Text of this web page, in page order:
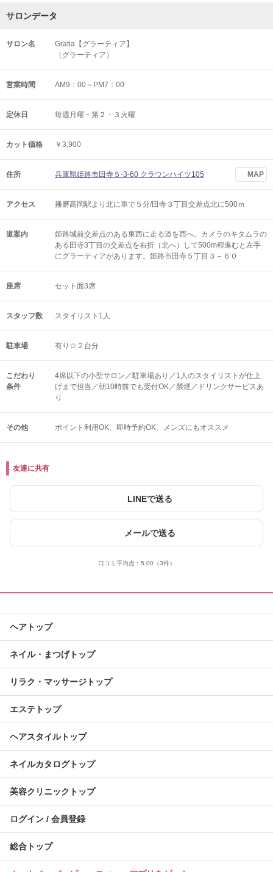
サロンデータ
サロン名
Gratia【グラーティア】
（グラーティア）
営業時間 AM9：00～PM7：00
定休日 毎週月曜・第２・３火曜
カット価格 ￥3,900
住所 兵庫県姫路市田寺５-3-60 クラウンハイツ105 MAP
アクセス 播磨高岡駅より北に車で５分/田寺３丁目交差点北に500ｍ
道案内
姫路城前交差点のある東西に走る道を西へ。カメラのキタムラの
ある田寺3丁目の交差点を右折（北へ）して500m程進むと左手
にグラーティアがあります。姫路市田寺５丁目３－６０
座席 セット面3席
スタッフ数 スタイリスト1人
駐車場 有り☆２台分
こだわり
条件
4席以下の小型サロン／駐車場あり／1人のスタイリストが仕上
げまで担当／朝10時前でも受付OK／禁煙／ドリンクサービスあ
り
その他 ポイント利用OK 即時予約OK メンズにもオススメ
友達に共有
LINEで送る
メールで送る
口コミ平均点： 5.00 （3件）
ヘアトップ
ネイル・まつげトップ
リラク・マッサージトップ
エステトップ
ヘアスタイルトップ
ネイルカタログトップ
美容クリニックトップ
ログイン / 会員登録
総合トップ